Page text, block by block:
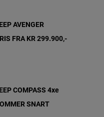
AVENGER
FRA KR299.900,-
COMPASS 4xe
SNART